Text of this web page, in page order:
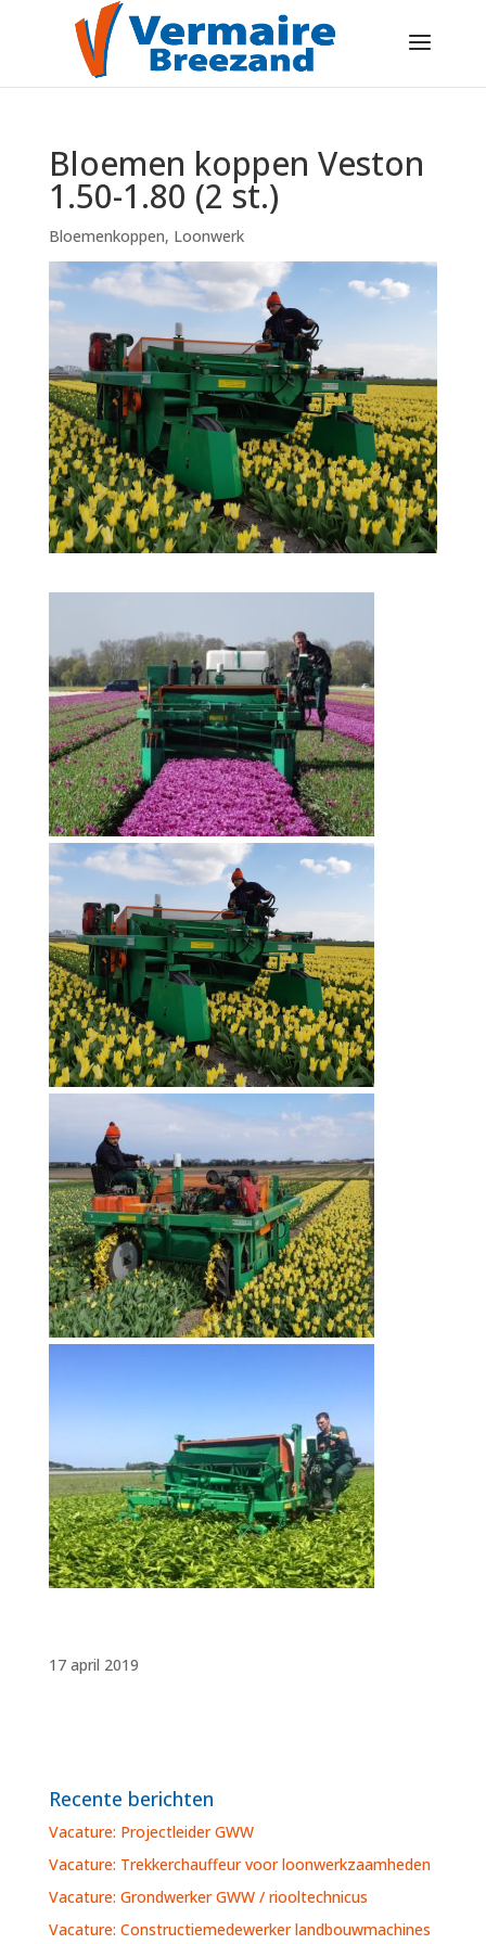
Bloemen koppen Veston
1.50-1.80 (2 st.)
Bloemenkoppen, Loonwerk
17 april 2019
Recente berichten
Vacature: Projectleider GWW
Vacature: Trekkerchauffeur voor loonwerkzaamheden
Vacature: Grondwerker GWW / riooltechnicus
Vacature: Constructiemedewerker landbouwmachines